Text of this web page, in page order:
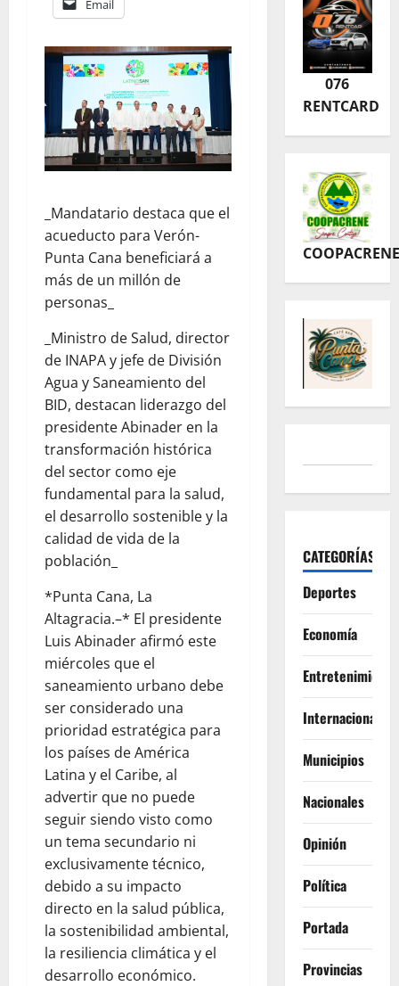
Email
_Mandatario destaca que el
acueducto para Verón-
Punta Cana beneficiará a
más de un millón de
personas_
_Ministro de Salud, director
de INAPA y jefe de División
Agua y Saneamiento del
BID, destacan liderazgo del
presidente Abinader en la
transformación histórica
del sector como eje
fundamental para la salud,
el desarrollo sostenible y la
calidad de vida de la
población_
*Punta Cana, La
Altagracia.–* El presidente
Luis Abinader afirmó este
miércoles que el
saneamiento urbano debe
ser considerado una
prioridad estratégica para
los países de América
Latina y el Caribe, al
advertir que no puede
seguir siendo visto como
un tema secundario ni
exclusivamente técnico,
debido a su impacto
directo en la salud pública,
la sostenibilidad ambiental,
la resiliencia climática y el
desarrollo económico.
076
RENTCARD
COOPACRENE
CATEGORÍAS
Deportes
Economía
Entretenimiento
Internacionales
Municipios
Nacionales
Opinión
Política
Portada
Provincias